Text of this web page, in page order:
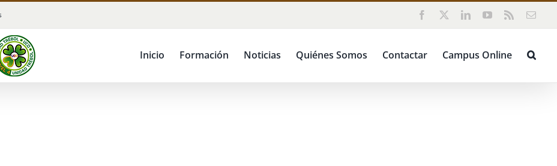
Facebook LinkedInYouTube
Rss
Inicio Formación Noticias Quiénes Somos Contactar Campus Online